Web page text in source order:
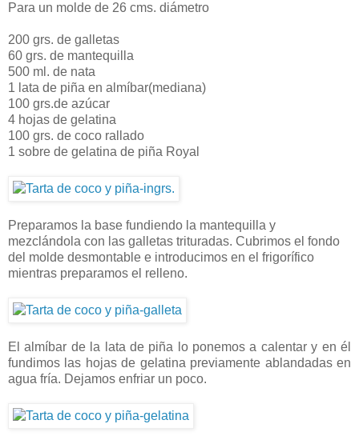
Para un molde de 26 cms. diámetro
200 grs. de galletas
60 grs. de mantequilla
500 ml. de nata
1 lata de piña en almíbar(mediana)
100 grs.de azúcar
4 hojas de gelatina
100 grs. de coco rallado
1 sobre de gelatina de piña Royal
Preparamos la base fundiendo la mantequilla y
mezclándola con las galletas trituradas. Cubrimos el fondo
del molde desmontable e introducimos en el frigorífico
mientras preparamos el relleno.
El almíbar de la lata de piña lo ponemos a calentar y en él
fundimos las hojas de gelatina previamente ablandadas en
agua fría. Dejamos enfriar un poco.